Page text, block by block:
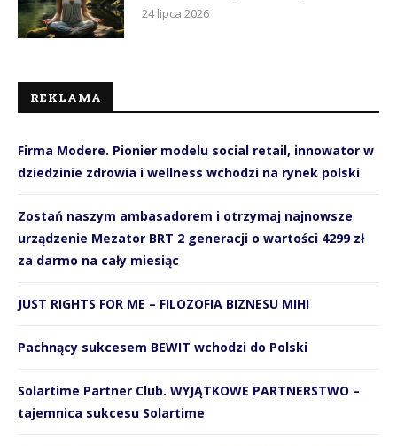
24 lipca 2026
REKLAMA
Firma Modere. Pionier modelu social retail, innowator w
dziedzinie zdrowia i wellness wchodzi na rynek polski
Zostań naszym ambasadorem i otrzymaj najnowsze
urządzenie Mezator BRT 2 generacji o wartości 4299 zł
za darmo na cały miesiąc
JUST RIGHTS FOR ME – FILOZOFIA BIZNESU MIHI
Pachnący sukcesem BEWIT wchodzi do Polski
Solartime Partner Club. WYJĄTKOWE PARTNERSTWO –
tajemnica sukcesu Solartime